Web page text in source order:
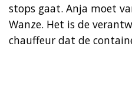
stops gaat. Anja moet
Wanze. Het is de
chauffeur dat de